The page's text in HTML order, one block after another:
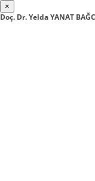
×
Doç. Dr. Yelda YANAT